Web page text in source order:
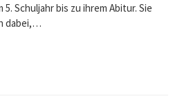
Schuljahr bis zu ihrem Abitur. Sie
dabei,…